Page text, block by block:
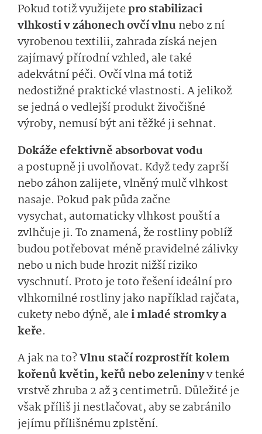
Pokud totiž využijetepro stabilizaci
vlhkosti v záhonech ovčí vlnu nebo z ní
vyrobenoutex­tilii, zahrada získá nejen
zajímavý přírodní vzhled, ale také
adekvátní péči. Ovčí vlna mátotiž
nedostižnépraktickévlas­tnosti. A jeli­kož
se jedná o vedlejší produkt živočišné
výroby, nemusí být ani těžké ji sehnat.
Dokážeefektiv­něabsorbovatvo­du
apostupně ji uvolňovat. Když tedy zaprší
nebo záhonzalijete, vlněný mulč vlhkost
nasaje. Pokudpak půda začne
vysychat, auto­maticky vlhkost pouští a
zvlhčuje ji. To znamená, že rostliny poblíž
budou potřebovat méně pravidelné zálivky
nebo u nich bude hrozit nižší riziko
vyschnutí. Proto je toto řešení ideální pro
vlhkomilnérostlinyjako například rajčata,
cukety nebo dýně, alei mladé stromky a
keře.
A jak na to?Vlnu stačíroz­prostřít kolem
kořenů květin, keřů nebo zeleninyv tenké
vrstvě zhruba 2 až 3 centimetrů. Dů­ležité je
však přílišjines­tlačovat, aby se zabránilo
jejímu přílišnému zplstění.